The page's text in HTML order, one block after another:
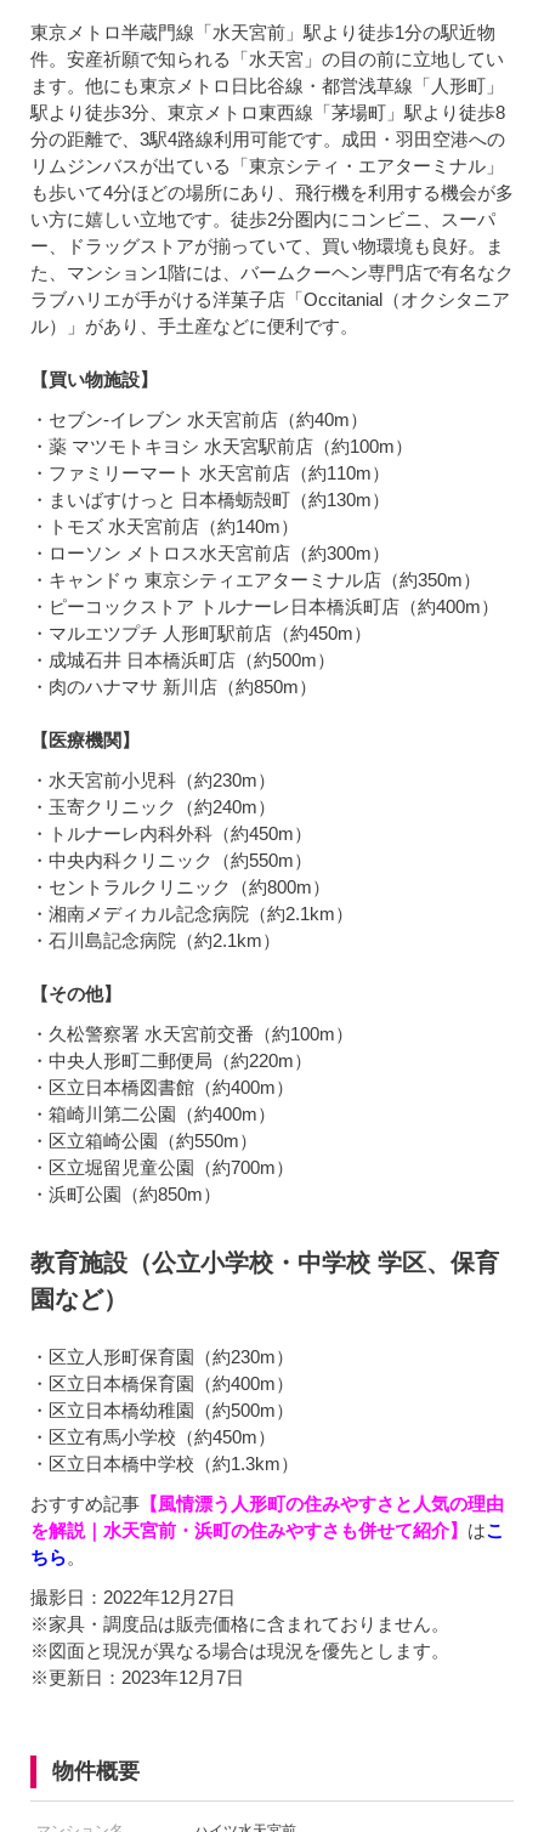
東京メトロ半蔵門線「水天宮前」駅より徒歩1分の駅近物
件。安産祈願で知られる「水天宮」の目の前に立地してい
ます。他にも東京メトロ日比谷線・都営浅草線「人形町」
駅より徒歩3分、東京メトロ東西線「茅場町」駅より徒歩8
分の距離で、3駅4路線利用可能です。成田・羽田空港への
リムジンバスが出ている「東京シティ・エアターミナル」
も歩いて4分ほどの場所にあり、飛行機を利用する機会が多
い方に嬉しい立地です。徒歩2分圏内にコンビニ、スーパ
ー、ドラッグストアが揃っていて、買い物環境も良好。ま
た、マンション1階には、バームクーヘン専門店で有名なク
ラブハリエが手がける洋菓子店「Occitanial（オクシタニア
ル）」があり、手土産などに便利です。
【買い物施設】
・セブン-イレブン 水天宮前店（約40m）
・薬 マツモトキヨシ 水天宮駅前店（約100m）
・ファミリーマート 水天宮前店（約110m）
・まいばすけっと 日本橋蛎殻町（約130m）
・トモズ 水天宮前店（約140m）
・ローソン メトロス水天宮前店（約300m）
・キャンドゥ 東京シティエアターミナル店（約350m）
・ピーコックストア トルナーレ日本橋浜町店（約400m）
・マルエツプチ 人形町駅前店（約450m）
・成城石井 日本橋浜町店（約500m）
・肉のハナマサ 新川店（約850m）
【医療機関】
・水天宮前小児科（約230m）
・玉寄クリニック（約240m）
・トルナーレ内科外科（約450m）
・中央内科クリニック（約550m）
・セントラルクリニック（約800m）
・湘南メディカル記念病院（約2.1km）
・石川島記念病院（約2.1km）
【その他】
・久松警察署 水天宮前交番（約100m）
・中央人形町二郵便局（約220m）
・区立日本橋図書館（約400m）
・箱崎川第二公園（約400m）
・区立箱崎公園（約550m）
・区立堀留児童公園（約700m）
・浜町公園（約850m）
教育施設（公立小学校・中学校 学区、保育
園など）
・区立人形町保育園（約230m）
・区立日本橋保育園（約400m）
・区立日本橋幼稚園（約500m）
・区立有馬小学校（約450m）
・区立日本橋中学校（約1.3km）
おすすめ記事 【風情漂う人形町の住みやすさと人気の理由
を解説｜水天宮前・浜町の住みやすさも併せて紹介】 はこ
ちら。
撮影日：2022年12月27日
※家具・調度品は販売価格に含まれておりません。
※図面と現況が異なる場合は現況を優先とします。
※更新日：2023年12月7日
物件概要